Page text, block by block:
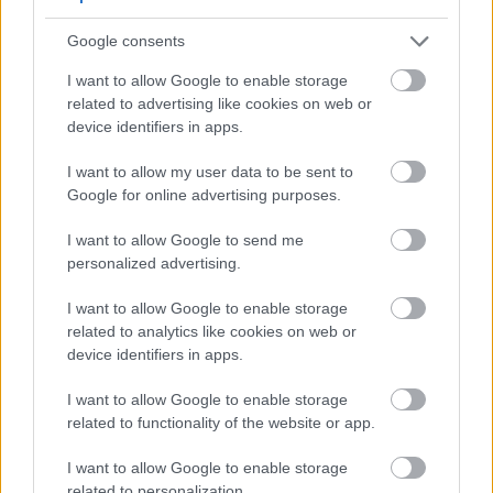
Google consents
I want to allow Google to enable storage
related to advertising like cookies on web or
device identifiers in apps.
I want to allow my user data to be sent to
Google for online advertising purposes.
I want to allow Google to send me
personalized advertising.
I want to allow Google to enable storage
related to analytics like cookies on web or
device identifiers in apps.
I want to allow Google to enable storage
related to functionality of the website or app.
I want to allow Google to enable storage
چائے اور کینسر سے بچاؤ کے بارے میں کچھ اہم نکات یہ ہیں:
چائے پینے والے اکثر غیر پینے والوں کے مقابلے میں بعض
کینسر کی شرح کم دکھاتے ہیں۔
سبز چائے کا طویل مدتی استعمال جس میں EGCG کی
اعلی سطح ہوتی ہے کینسر کی مختلف اقسام میں کمی
سے منسلک ہے۔
چائے پینے والوں کی غذائی عادات اور طرز زندگی کے
عوامل ان کی مجموعی صحت کے بارے میں بصیرت
پیش کرتے ہیں، جو چائے کے استعمال اور کینسر سے بچاؤ
کے درمیان تعلق کی مزید حمایت کرتے ہیں۔